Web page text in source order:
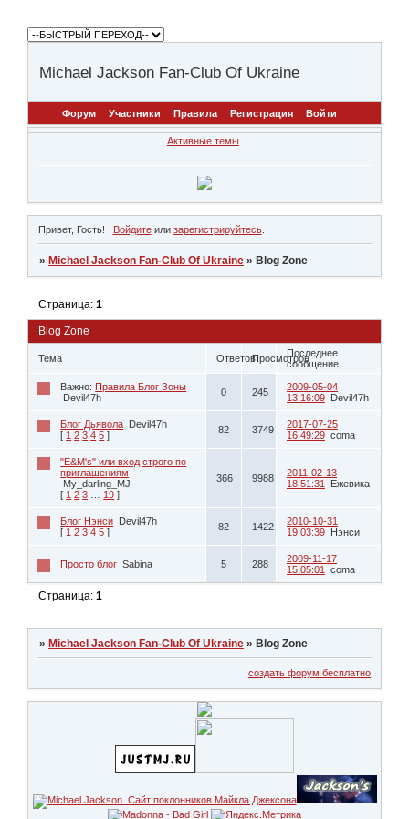
Michael Jackson Fan-Club Of Ukraine
Форум Участники Правила Регистрация Войти
Активные темы
Привет, Гость! Войдитеили зарегистрируйтесь.
» Michael Jackson Fan-Club Of Ukraine » Blog Zone
Blog Zone
Страница:1
Тема ОтветовПросмотровПоследнее
сообщение
Важно: Правила Блог Зоны
Devil47h
0 245
2009-05-04
13:16:09 Devil47h
Блог Дьявола Devil47h
[ 1 2 3 4 5 ] 82 3749
2017-07-25
16:49:29 coma
"Е&M's" или вход строго по
приглашениям
My_darling_MJ
[ 1 2 3 19 ]
366 9988
2011-02-13
18:51:31
Ежевика
Блог Нэнси Devil47h
[ 1 2 3 4 5 ] 82 1422
2010-10-31
19:03:39 Нэнси
Просто блог Sabina 5 288
2009-11-17
15:05:01
coma
Страница:1
» Michael Jackson Fan-Club Of Ukraine » Blog Zone
создать форум бесплатно